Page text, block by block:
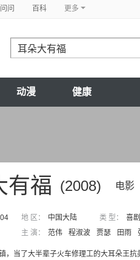
问问 百科 更多
动漫 健康
(2008) 电影
有福
地 区： 中国大陆 类 型： 喜剧
主 演： 范伟 程淑波 贾瑟 田雨
，当了大半辈子火车修理工的大耳朵王